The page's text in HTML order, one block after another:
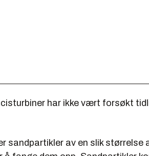
har ikke vært forsøkt
sandpartikler av en slik størrelse